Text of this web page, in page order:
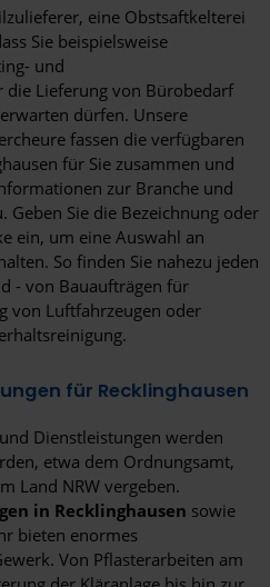
eine Obstsaftkelterei
Sie beispielsweise
und
Lieferung von Bürobedarf
dürfen. Unsere
fassen die verfügbaren
für Sie zusammen und
zur Branche und
Sie die Bezeichnung oder
ein, um eine Auswahl an
So finden Sie nahezu jeden
- von Bauaufträgen für
von Luftfahrzeugen oder
für Recklinghausen
Dienstleistungen werden
etwa dem Ordnungsamt,
Land NRW vergeben.
in Recklinghausen sowie
bieten enormes
Von Pflasterarbeiten am